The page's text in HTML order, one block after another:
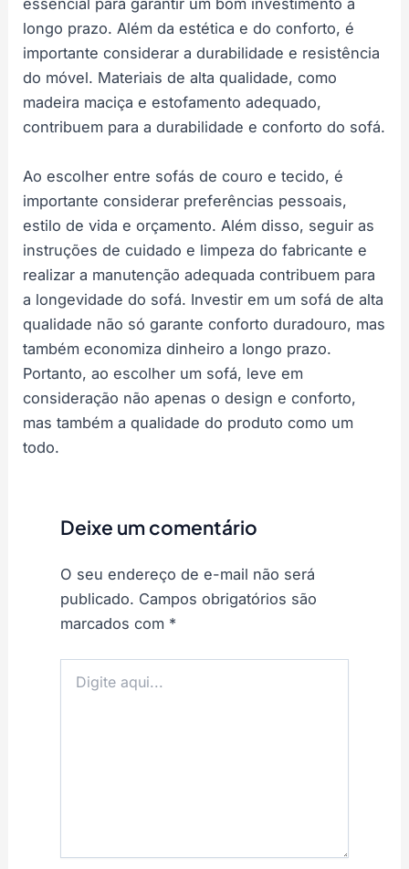
essencial para garantir um bom investimento a
longo prazo. Além da estética e do conforto, é
importante considerar a durabilidade e resistência
do móvel. Materiais de alta qualidade, como
madeira maciça e estofamento adequado,
contribuem para a durabilidade e conforto do sofá.
Ao escolher entre sofás de couro e tecido, é
importante considerar preferências pessoais,
estilo de vida e orçamento. Além disso, seguir as
instruções de cuidado e limpeza do fabricante e
realizar a manutenção adequada contribuem para
a longevidade do sofá. Investir em um sofá de alta
qualidade não só garante conforto duradouro, mas
também economiza dinheiro a longo prazo.
Portanto, ao escolher um sofá, leve em
consideração não apenas o design e conforto,
mas também a qualidade do produto como um
todo.
Deixe um comentário
O seu endereço de e-mail não será
publicado. Campos obrigatórios são
marcados com *
aqui...